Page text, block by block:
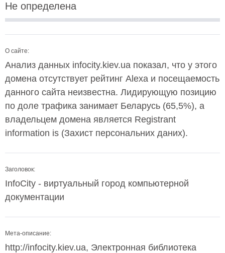
Не определена
О сайте:
Анализ данных infocity.kiev.ua показал, что у этого
домена отсутствует рейтинг Alexa и посещаемость
данного сайта неизвестна. Лидирующую позицию
по доле трафика занимает Беларусь (65,5%), а
владельцем домена является Registrant
information is (Захист персональних даних).
Заголовок:
InfoCity - виртуальный город компьютерной
документации
Мета-описание:
http://infocity.kiev.ua, Электронная библиотека